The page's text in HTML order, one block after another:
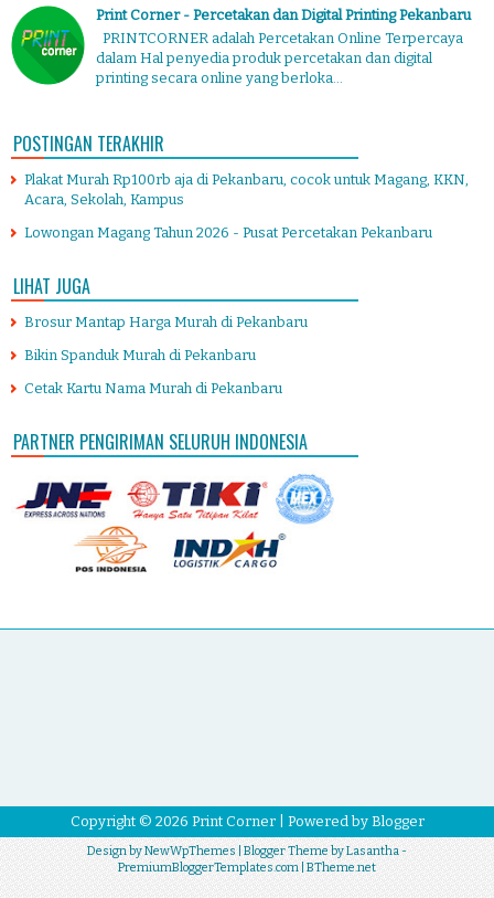
Print Corner - Percetakan dan Digital Printing Pekanbaru
PRINTCORNER adalah Percetakan Online Terpercaya
dalam Hal penyedia produk percetakan dan digital
printing secara online yang berloka...
POSTINGAN TERAKHIR
Plakat Murah Rp100rb aja di Pekanbaru, cocok untuk Magang, KKN,
Acara, Sekolah, Kampus
Lowongan Magang Tahun 2026 - Pusat Percetakan Pekanbaru
LIHAT JUGA
Brosur Mantap Harga Murah di Pekanbaru
Bikin Spanduk Murah di Pekanbaru
Cetak Kartu Nama Murah di Pekanbaru
PARTNER PENGIRIMAN SELURUH INDONESIA
Copyright © 2026 Print Corner| Powered by Blogger
Design byNewWpThemes | Blogger Theme byLasantha-
PremiumBloggerTemplates.com BTheme.net